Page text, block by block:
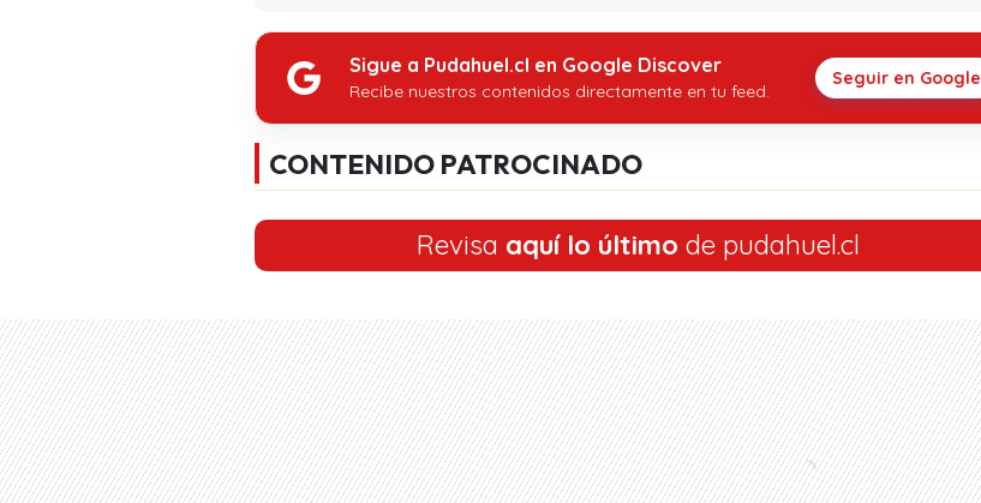
Sigue a Pudahuel.cl en Google Discover
Recibe nuestros contenidos directamente en tu feed.
Seguir en Google
CONTENIDO PATROCINADO
Revisa aquí lo último de pudahuel.cl